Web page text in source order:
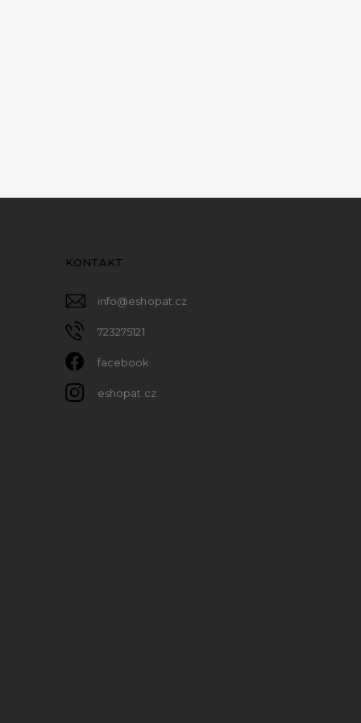
KONTAKT
info@eshopat.cz
723275121
facebook
eshopat.cz